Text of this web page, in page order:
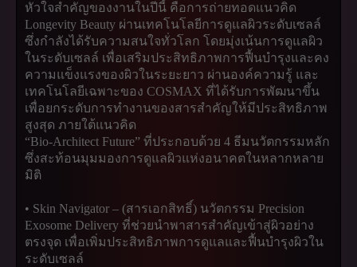
หัวใจสำคัญของงานในปีนี้ คือการถ่ายทอดแนวคิด
Longevity Beauty ผ่านเทคโนโลยีการดูแลผิวระดับเซลล์
ซึ่งกำลังได้รับความสนใจทั่วโลก โดยมุ่งเน้นการดูแลผิว
ในระดับเซลล์ เพื่อเสริมประสิทธิภาพการฟื้นบำรุงและคง
ความแข็งแรงของผิวในระยะยาว ผ่านองค์ความรู้ และ
เทคโนโลยีเฉพาะของ COSMAX ที่ได้รับการพัฒนาขึ้น
เพื่อยกระดับการทำงานของสารสำคัญให้มีประสิทธิภาพ
สูงสุด ภายใต้แนวคิด
“Bio-Architect Future” ที่ประกอบด้วย 4 ธีมนวัตกรรมหลัก
ซึ่งสะท้อนมุมมองการดูแลผิวแห่งอนาคตในหลากหลาย
มิติ
• Skin Navigator – (สารเอกสิทธิ์) นวัตกรรม Precision
Exosome Delivery ที่ช่วยนำพาสารสำคัญเข้าสู่ผิวอย่าง
ตรงจุด เพื่อเพิ่มประสิทธิภาพการดูแลและฟื้นบำรุงผิวใน
ระดับเซลล์